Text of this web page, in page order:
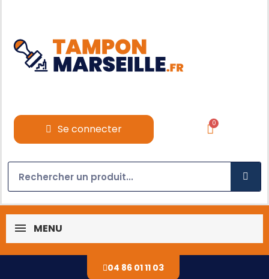
Se connecter
MENU
04 86 01 11 03